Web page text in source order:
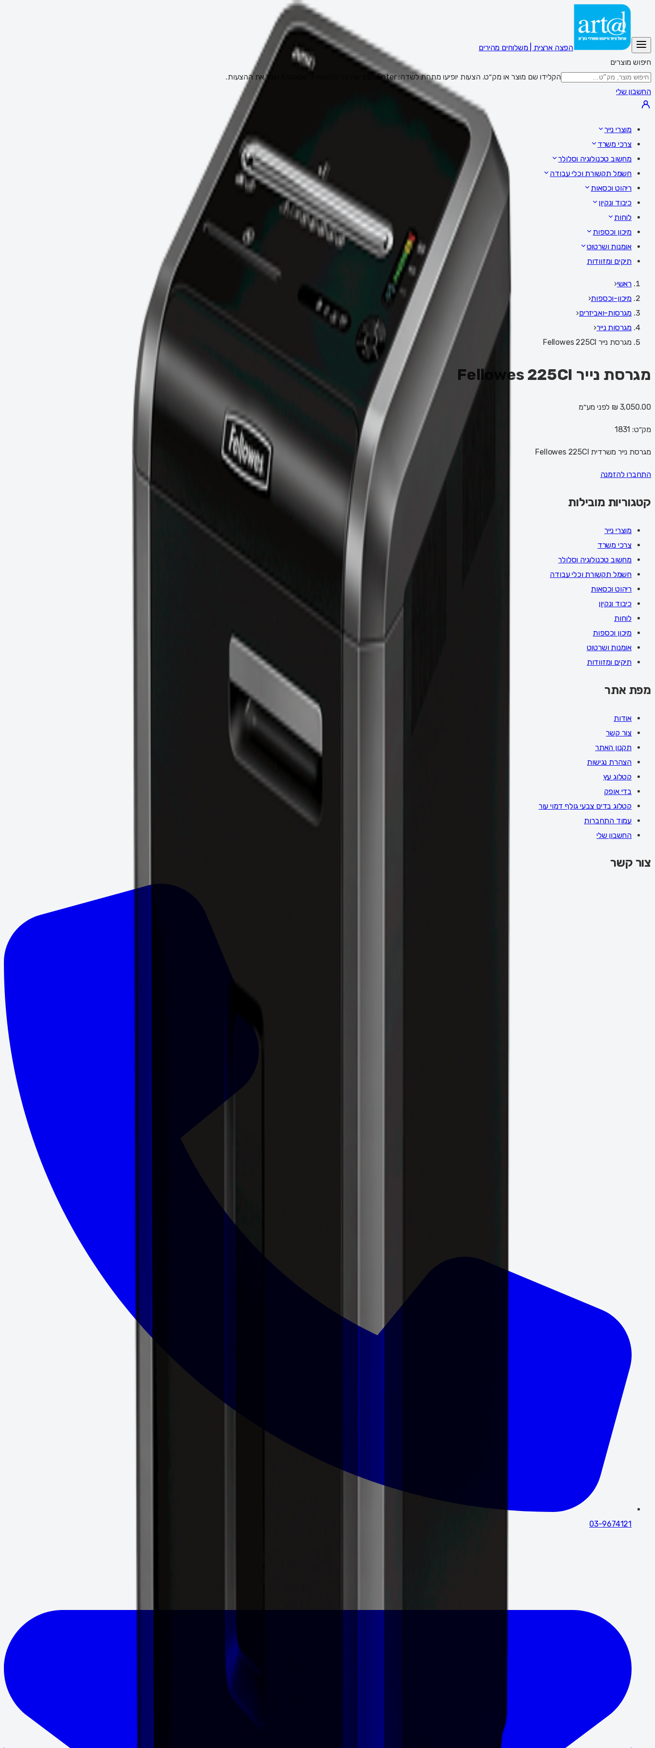
הפצה ארצית | משלוחים מהירים
חיפוש מוצרים
הקלידו שם מוצר או מק״ט. הצעות יופיעו מתחת לשדה; Enter מציג את כל התוצאות, Escape סוגר את ההצעות.
החשבון שלי
מוצרי נייר
צרכי משרד
מחשוב טכנולוגיה וסלולר
חשמל תקשורת וכלי עבודה
ריהוט וכסאות
כיבוד ונקיון
לוחות
מיכון וכספות
אומנות ושרטוט
תיקים ומזוודות
ראשי‹
מיכון-וכספות‹
מגרסות-ואביזרים‹
מגרסות נייר‹
מגרסת נייר Fellowes 225CI
מגרסת נייר Fellowes 225CI
3,050.00 ₪ לפני מע״מ
מק״ט: 1831
מגרסת נייר משרדית Fellowes 225CI
התחברו להזמנה
קטגוריות מובילות
מוצרי נייר
צרכי משרד
מחשוב טכנולוגיה וסלולר
חשמל תקשורת וכלי עבודה
ריהוט וכסאות
כיבוד ונקיון
לוחות
מיכון וכספות
אומנות ושרטוט
תיקים ומזוודות
מפת אתר
אודות
צור קשר
תקנון האתר
הצהרת נגישות
קטלוג עץ
בדי אופק
קטלוג בדים צבעי גולף דמוי עור
עמוד התחברות
החשבון שלי
צור קשר
03-9674121